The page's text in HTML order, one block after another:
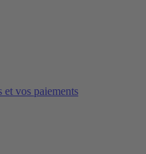
vos paiements